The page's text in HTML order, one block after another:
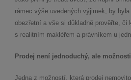
rámec výše uvedených výjimek, by
obezřetní a vše si důkladně prověřte, či
s realitním makléřem a právníkem u
Prodej není jednoduchý, ale
Jedna z možností, která prodej